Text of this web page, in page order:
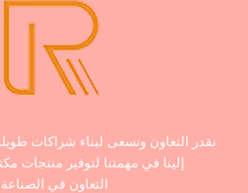
نقدر التعاون ونسعى لبناء شراكات
إلينا في مهمتنا لتوفير منتجات
التعاون في